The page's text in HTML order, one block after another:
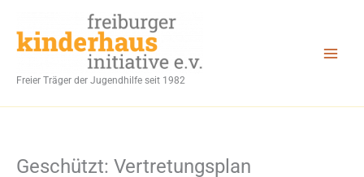
springen
Freier Träger der Jugendhilfe seit 1982
Geschützt: Vertretungsplan